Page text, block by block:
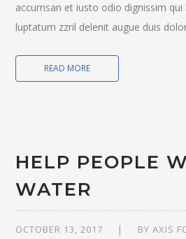
accumsan et iusto odio dignissim
luptatum zzril delenit augue duis
READ MORE
HELP PEOPLE
WATER
OCTOBER 13, 2017 BYAXIS